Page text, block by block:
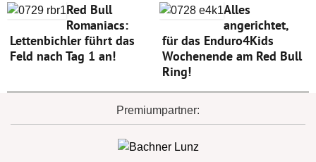
Red Bull
Romaniacs:
Lettenbichler führt das
Feld nach Tag 1 an!
Alles
angerichtet,
für das Enduro4Kids
Wochenende am Red Bull
Ring!
Premiumpartner: